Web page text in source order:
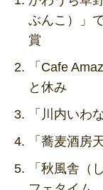
ぶんこ）」
賞
「Cafe
と休み
「川内いわ
「蕎麦酒房
「秋風舎（